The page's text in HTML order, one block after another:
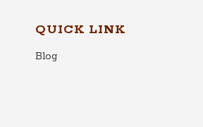
QUICK LINK
Blog